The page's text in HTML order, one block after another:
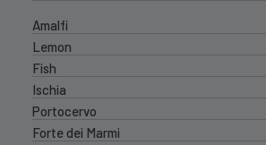
Amalfi
Lemon
Fish
Ischia
Portocervo
Forte dei Marmi